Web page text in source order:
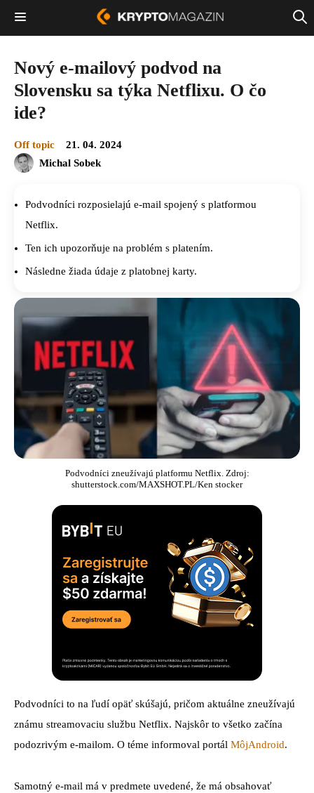
Nový e-mailový podvod na
Slovensku sa týka Netflixu. O čo
ide?
Off topic
21. 04. 2024
Michal Sobek
Podvodníci rozposielajú e-mail spojený s platformou
Netflix.
Ten ich upozorňuje na problém s platením.
Následne žiada údaje z platobnej karty.
Podvodníci zneužívajú platformu Netflix. Zdroj:
shutterstock.com/MAXSHOT.PL/Ken stocker
Podvodníci to na ľudí opäť skúšajú, pričom aktuálne zneužívajú
známu streamovaciu službu Netflix. Najskôr to všetko začína
podozrivým e-mailom. O téme informoval portál MôjAndroid.
Samotný e-mail má v predmete uvedené, že má obsahovať